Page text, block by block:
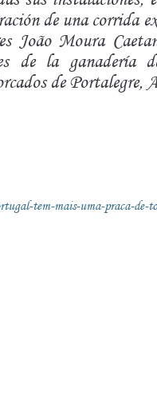
de una corrida
João Moura
de la ganadería
de Portalegre,
tem-mais-uma-praca-de-